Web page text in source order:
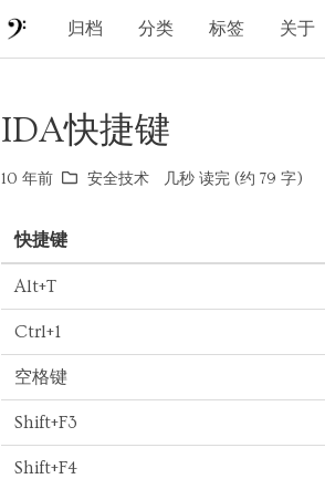
归档 分类 标签 关于
IDA快捷键
10 年前 安全技术 几秒 读完 (约 79 字)
快捷键
Alt+T
Ctrl+1
空格键
Shift+F3
Shift+F4